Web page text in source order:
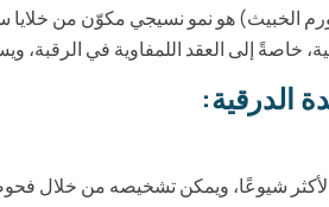
الخبيث) هو نمو نسيجي مكوّن من خلايا
خاصةً إلى العقد اللمفاوية في الرقبة،
الدرقية:
شيوعًا، ويمكن تشخيصه من خلال